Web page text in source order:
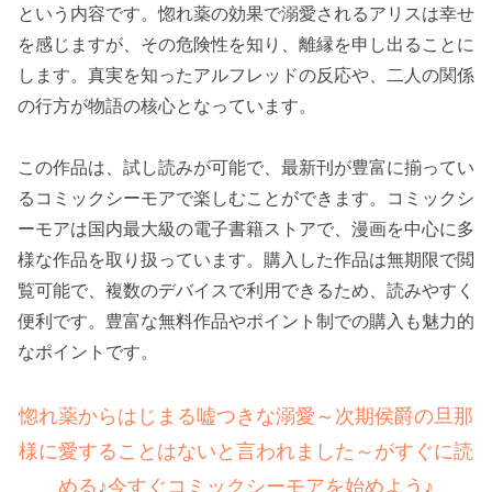
という内容です。惚れ薬の効果で溺愛されるアリスは幸せ
を感じますが、その危険性を知り、離縁を申し出ることに
します。真実を知ったアルフレッドの反応や、二人の関係
の行方が物語の核心となっています。
この作品は、試し読みが可能で、最新刊が豊富に揃ってい
るコミックシーモアで楽しむことができます。コミックシ
ーモアは国内最大級の電子書籍ストアで、漫画を中心に多
様な作品を取り扱っています。購入した作品は無期限で閲
覧可能で、複数のデバイスで利用できるため、読みやすく
便利です。豊富な無料作品やポイント制での購入も魅力的
なポイントです。
惚れ薬からはじまる嘘つきな溺愛～次期侯爵の旦那
様に愛することはないと言われました～がすぐに読
める♪今すぐコミックシーモアを始めよう♪